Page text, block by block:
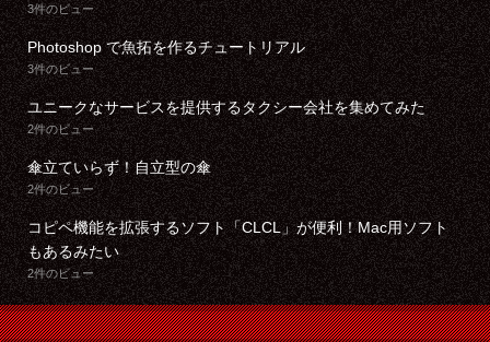
3件のビュー
Photoshop で魚拓を作るチュートリアル
3件のビュー
ユニークなサービスを提供するタクシー会社を集めてみた
2件のビュー
傘立ていらず！自立型の傘
2件のビュー
コピペ機能を拡張するソフト「CLCL」が便利！Mac用ソフト
もあるみたい
2件のビュー